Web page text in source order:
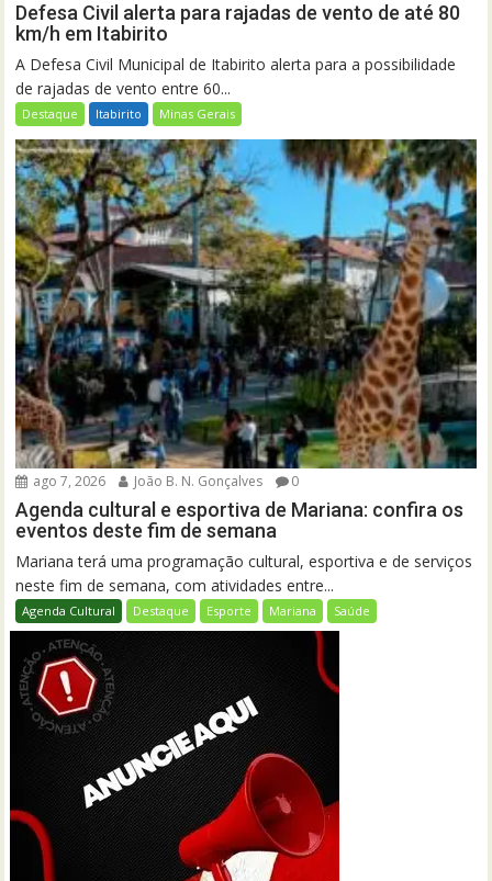
Defesa Civil alerta para rajadas de vento de até 80
km/h em Itabirito
A Defesa Civil Municipal de Itabirito alerta para a possibilidade
de rajadas de vento entre 60...
Destaque Itabirito Minas Gerais
ago 7, 2026 João B. N. Gonçalves 0
Agenda cultural e esportiva de Mariana: confira os
eventos deste fim de semana
Mariana terá uma programação cultural, esportiva e de serviços
neste fim de semana, com atividades entre...
Agenda Cultural Destaque Esporte Mariana Saúde